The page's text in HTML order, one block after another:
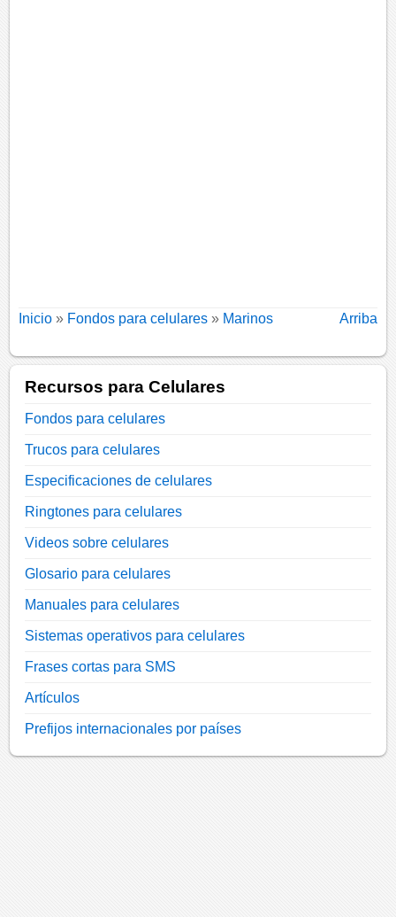
Inicio » Fondos para celulares » Marinos Arriba
Recursos para Celulares
Fondos para celulares
Trucos para celulares
Especificaciones de celulares
Ringtones para celulares
Videos sobre celulares
Glosario para celulares
Manuales para celulares
Sistemas operativos para celulares
Frases cortas para SMS
Artículos
Prefijos internacionales por países